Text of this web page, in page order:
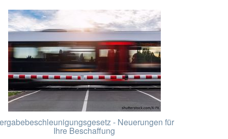
- Neuerungen für
Ihre Beschaffung